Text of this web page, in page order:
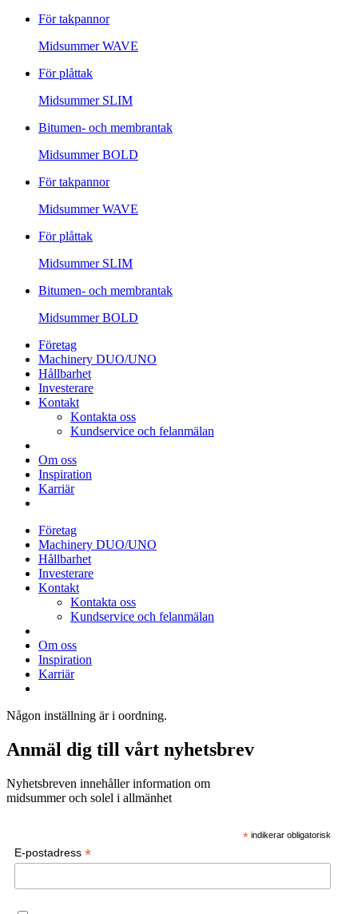
För takpannor
MidsummerWAVE
För plåttak
Midsummer SLIM
Bitumen- och membrantak
MidsummerBOLD
För takpannor
MidsummerWAVE
För plåttak
Midsummer SLIM
Bitumen- och membrantak
MidsummerBOLD
Företag
Machinery DUO/UNO
Hållbarhet
Investerare
Kontakt
Kontakta oss
Kundservice och felanmälan
Om oss
Inspiration
Karriär
Företag
Machinery DUO/UNO
Hållbarhet
Investerare
Kontakt
Kontakta oss
Kundservice och felanmälan
Om oss
Inspiration
Karriär
Någon inställning är i oordning.
Anmäl dig till vårt nyhetsbrev
Nyhetsbreven innehåller information om
midsummer och solel i allmänhet
*indikerar obligatorisk
E-postadress *